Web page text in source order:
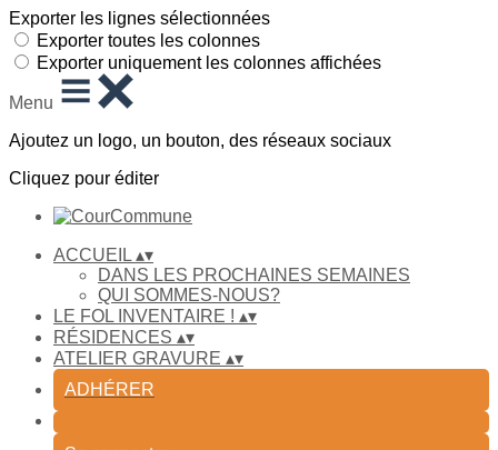
Exporter les lignes sélectionnées
Exporter toutes les colonnes
Exporter uniquement les colonnes affichées
Menu
Ajoutez un logo, un bouton, des réseaux sociaux
Cliquez pour éditer
ACCUEIL ▴▾
DANS LES PROCHAINES SEMAINES
QUI SOMMES-NOUS?
LE FOL INVENTAIRE ! ▴▾
RÉSIDENCES ▴▾
ATELIER GRAVURE ▴▾
ADHÉRER